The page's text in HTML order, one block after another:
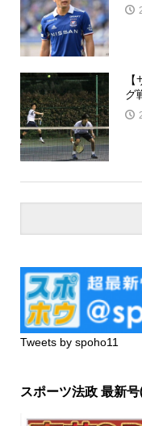
グ
Tweets by spoho11
スポーツ法政 最新